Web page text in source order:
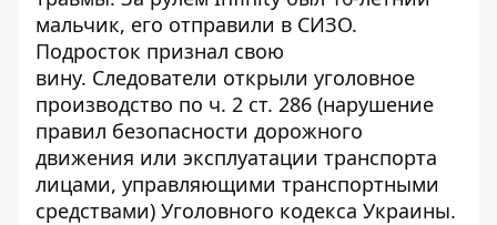
мальчик, его отправили в СИЗО.
Подросток признал свою
вину. Следователи открыли уголовное
производство по ч. 2 ст. 286 (нарушение
правил безопасности дорожного
движения или эксплуатации транспорта
лицами, управляющими транспортными
средствами) Уголовного кодекса Украины.